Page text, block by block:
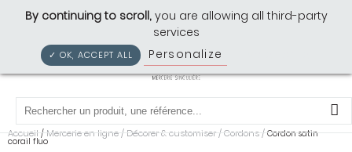
Cousette: Mercerie Singulière
Accueil /Mercerie en ligne/Décorer & customiser/Cordons/Cordon satin
corail fluo
By continuing to scroll,you are allowing all third-party
services
✓ OK, ACCEPT ALL Personalize